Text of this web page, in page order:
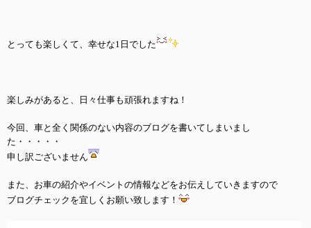
とっても楽しくて、幸せな1日でした
楽しみがあると、日々仕事も頑張れますね！
今回、車と全く関係のない内容のブログを書いてしまいまし
た・・・・・
申し訳ございません
また、お車の紹介やイベントの情報などをお伝えしていきますので
ブログチェックを宜しくお願い致します！